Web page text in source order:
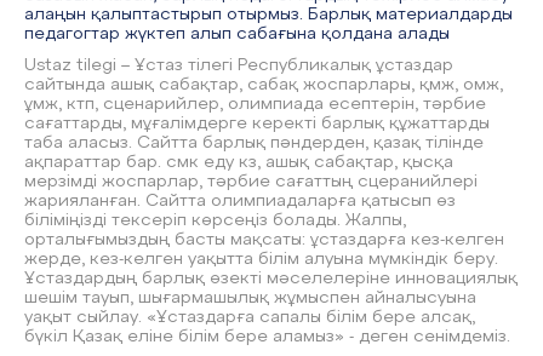
алаңын қалыптастырып отырмыз. Барлық материалдарды
педагогтар жүктеп алып сабағына қолдана алады
Ustaz tilegi – Ұстаз тілегі Республикалық ұстаздар
сайтында ашық сабақтар, сабақ жоспарлары, қмж, омж,
ұмж, ктп, сценарийлер, олимпиада есептерін, тәрбие
сағаттарды, мұғалімдерге керекті барлық құжаттарды
таба аласыз. Сайтта барлық пәндерден, қазақ тілінде
ақпараттар бар. смк еду кз, ашық сабақтар, қысқа
мерзімді жоспарлар, тәрбие сағаттың сцеранийлері
жарияланған. Сайтта олимпиадаларға қатысып өз
біліміңізді тексеріп көрсеңіз болады. Жалпы,
орталығымыздың басты мақсаты: ұстаздарға кез-келген
жерде, кез-келген уақытта білім алуына мүмкіндік беру.
Ұстаздардың барлық өзекті мәселелеріне инновациялық
шешім тауып, шығармашылық жұмыспен айналысуына
уақыт сыйлау. «Ұстаздарға сапалы білім бере алсақ,
бүкіл Қазақ еліне білім бере аламыз» - деген сенімдеміз.